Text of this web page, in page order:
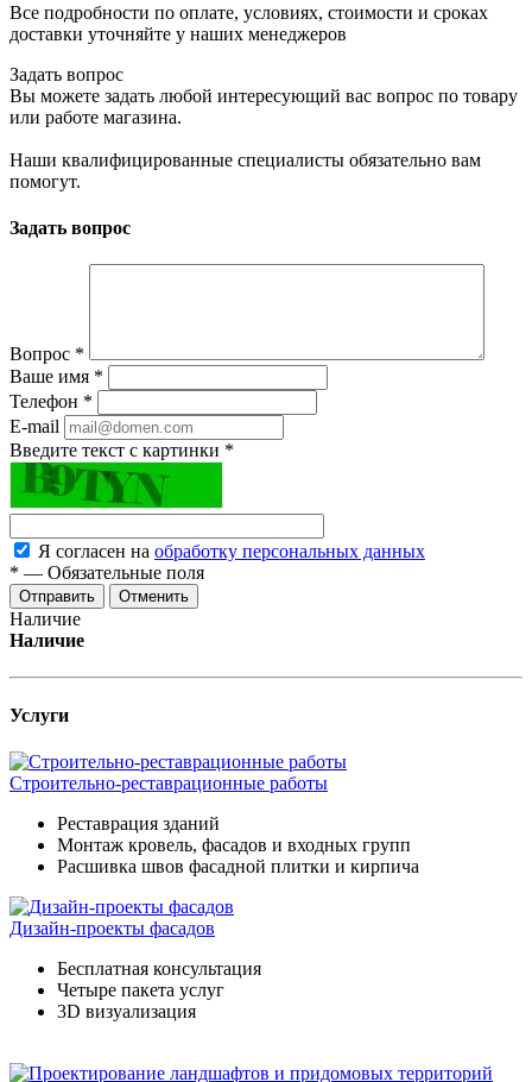
Все подробности по оплате, условиях, стоимости и сроках
доставки уточняйте у наших менеджеров
Задать вопрос
Вы можете задать любой интересующий вас вопрос по товару
или работе магазина.
Наши квалифицированные специалисты обязательно вам
помогут.
Задать вопрос
Вопрос *
Ваше имя *
Телефон *
E-mail
Введите текст с картинки *
Я согласен на обработку персональных данных
* — Обязательные поля
Отменить
Наличие
Наличие
Услуги
Строительно-реставрационные работы
Реставрация зданий
Монтаж кровель, фасадов и входных групп
Расшивка швов фасадной плитки и кирпича
Дизайн-проекты фасадов
Бесплатная консультация
Четыре пакета услуг
3D визуализация